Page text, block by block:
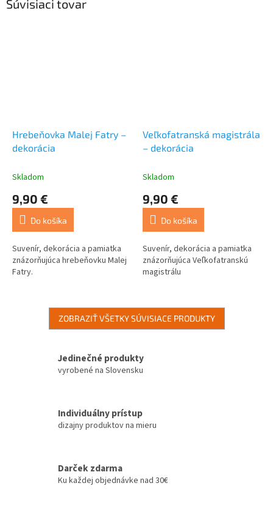
Súvisiaci tovar
Hrebeňovka Malej Fatry –
dekorácia
Skladom
9,90 €
Do košíka
Suvenír, dekorácia a pamiatka
znázorňujúca hrebeňovku Malej
Fatry.
Veľkofatranská magistrála
– dekorácia
Skladom
9,90 €
Do košíka
Suvenír, dekorácia a pamiatka
znázorňujúca Veľkofatranskú
magistrálu
ZOBRAZIŤ VŠETKY SÚVISIACE PRODUKTY
Jedinečné produkty
vyrobené na Slovensku
Individuálny prístup
dizajny produktov na mieru
Darček zdarma
Ku každej objednávke nad 30€